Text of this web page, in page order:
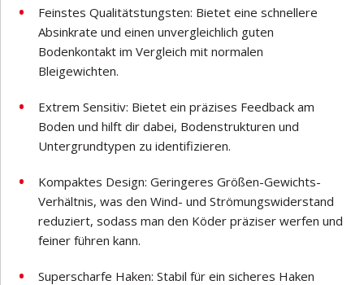
Feinstes Qualitätstungsten: Bietet eine schnellere
Absinkrate und einen unvergleichlich guten
Bodenkontakt im Vergleich mit normalen
Bleigewichten.
Extrem Sensitiv: Bietet ein präzises Feedback am
Boden und hilft dir dabei, Bodenstrukturen und
Untergrundtypen zu identifizieren.
Kompaktes Design: Geringeres Größen-Gewichts-
Verhältnis, was den Wind- und Strömungswiderstand
reduziert, sodass man den Köder präziser werfen und
feiner führen kann.
Superscharfe Haken: Stabil für ein sicheres Haken